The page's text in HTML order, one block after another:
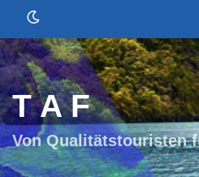
T A F
Von Qualitätstouristen